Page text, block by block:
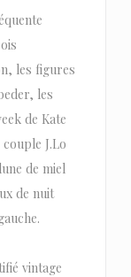
les figures
les
de Kate
J.Lo
de miel
de nuit
vintage